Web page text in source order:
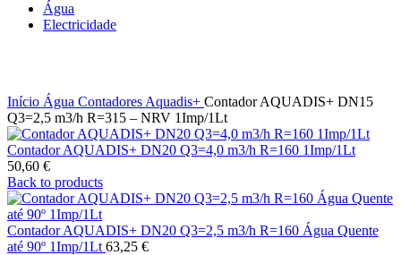
Água
Electricidade
Início Água Contadores Aquadis+ Contador AQUADIS+ DN15
Q3=2,5 m3/h R=315 – NRV 1Imp/1Lt
Contador AQUADIS+ DN20 Q3=4,0 m3/h R=160 1Imp/1Lt
50,60 €
Back to products
Contador AQUADIS+ DN20 Q3=2,5 m3/h R=160 Água Quente
até 90º 1Imp/1Lt 63,25 €